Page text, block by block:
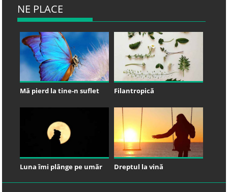
NE PLACE
Mă pierd la tine-n suflet Filantropică
Luna îmi plânge pe umăr Dreptul la vină